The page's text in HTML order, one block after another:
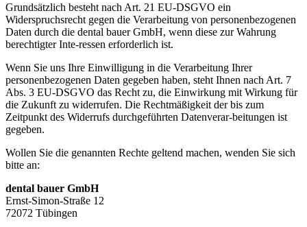
Grundsätzlich besteht nach Art. 21 EU-DSGVO ein
Widerspruchsrecht gegen die Verarbeitung von personenbezogenen
Daten durch die dental bauer GmbH, wenn diese zur Wahrung
berechtigter Inte-ressen erforderlich ist.
Wenn Sie uns Ihre Einwilligung in die Verarbeitung Ihrer
personenbezogenen Daten gegeben haben, steht Ihnen nach Art. 7
Abs. 3 EU-DSGVO das Recht zu, die Einwirkung mit Wirkung für
die Zukunft zu widerrufen. Die Rechtmäßigkeit der bis zum
Zeitpunkt des Widerrufs durchgeführten Datenverar-beitungen ist
gegeben.
Wollen Sie die genannten Rechte geltend machen, wenden Sie sich
bitte an:
dental bauer GmbH
Ernst-Simon-Straße 12
72072 Tübingen